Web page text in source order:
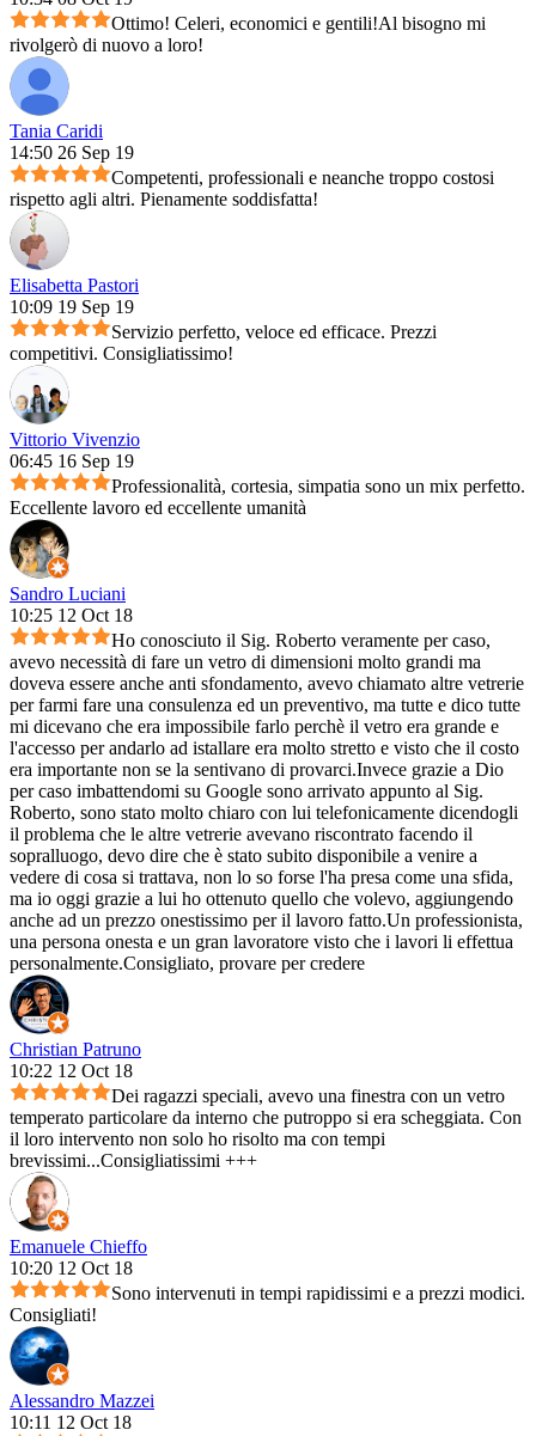
Ottimo! Celeri, economici e gentili!Al bisogno mi
rivolgerò di nuovo a loro!
Tania Caridi
14:50 26 Sep 19
Competenti, professionali e neanche troppo costosi
rispetto agli altri. Pienamente soddisfatta!
Elisabetta Pastori
10:09 19 Sep 19
Servizio perfetto, veloce ed efficace. Prezzi
competitivi. Consigliatissimo!
Vittorio Vivenzio
06:45 16 Sep 19
Professionalità, cortesia, simpatia sono un mix perfetto.
Eccellente lavoro ed eccellente umanità
Sandro Luciani
10:25 12 Oct 18
Ho conosciuto il Sig. Roberto veramente per caso,
avevo necessità di fare un vetro di dimensioni molto grandi ma
doveva essere anche anti sfondamento, avevo chiamato altre vetrerie
per farmi fare una consulenza ed un preventivo, ma tutte e dico tutte
mi dicevano che era impossibile farlo perchè il vetro era grande e
l'accesso per andarlo ad istallare era molto stretto e visto che il costo
era importante non se la sentivano di provarci.Invece grazie a Dio
per caso imbattendomi su Google sono arrivato appunto al Sig.
Roberto, sono stato molto chiaro con lui telefonicamente dicendogli
il problema che le altre vetrerie avevano riscontrato facendo il
sopralluogo, devo dire che è stato subito disponibile a venire a
vedere di cosa si trattava, non lo so forse l'ha presa come una sfida,
ma io oggi grazie a lui ho ottenuto quello che volevo, aggiungendo
anche ad un prezzo onestissimo per il lavoro fatto.Un professionista,
una persona onesta e un gran lavoratore visto che i lavori li effettua
personalmente.Consigliato, provare per credere
Christian Patruno
10:22 12 Oct 18
Dei ragazzi speciali, avevo una finestra con un vetro
temperato particolare da interno che putroppo si era scheggiata. Con
il loro intervento non solo ho risolto ma con tempi
brevissimi...Consigliatissimi +++
Emanuele Chieffo
10:20 12 Oct 18
Sono intervenuti in tempi rapidissimi e a prezzi modici.
Consigliati!
Alessandro Mazzei
10:11 12 Oct 18